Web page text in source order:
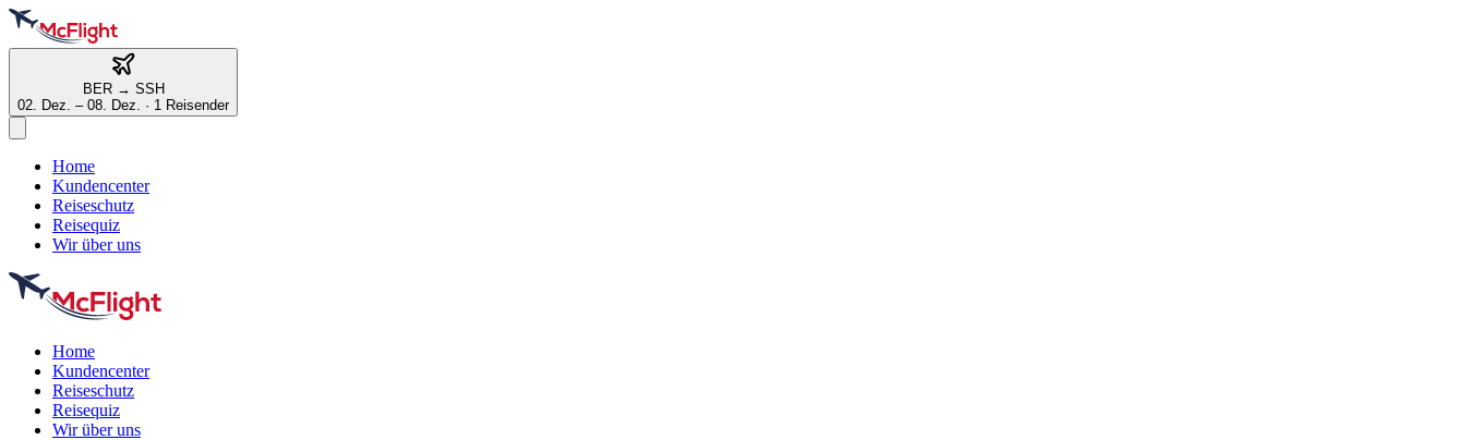
BER→ SSH
02. Dez. – 08. Dez. · 1 Reisender
Home
Kundencenter
Reiseschutz
Reisequiz
Wir über uns
Home
Kundencenter
Reiseschutz
Reisequiz
Wir über uns